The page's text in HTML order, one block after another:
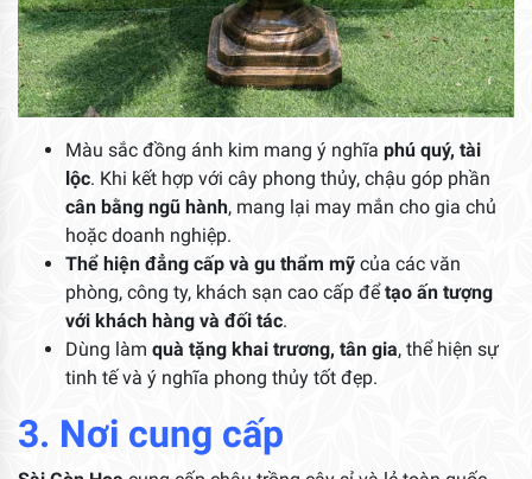
Màu sắc đồng ánh kim mang ý nghĩa phú quý, tài
lộc. Khi kết hợp với cây phong thủy, chậu góp phần
cân bằng ngũ hành, mang lại may mắn cho gia chủ
hoặc doanh nghiệp.
Thể hiện đẳng cấp và gu thẩm mỹ của các văn
phòng, công ty, khách sạn cao cấp đểtạo ấn tượng
với khách hàng và đối tác.
Dùng làm quà tặng khai trương, tân gia, thể hiện sự
tinh tế và ý nghĩa phong thủy tốt đẹp.
3. Nơi cung cấp